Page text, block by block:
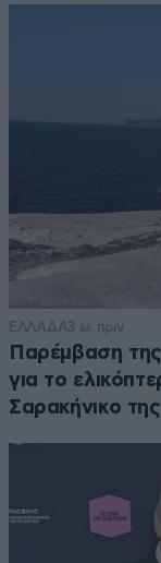
ΕΛΛΑΔΑ3 ω. πριν
Παρέμβαση
για το
Σαρακήνικο